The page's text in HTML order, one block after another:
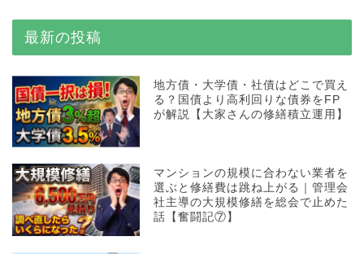
最新の投稿
地方債・大学債・社債はどこで買え
る？国債より高利回りな債券をFP
が解説【大家さんの修繕積立運用】
マンションの規模に合わない業者を
選ぶと修繕費は跳ね上がる｜管理会
社主導の大規模修繕を総会で止めた
話【奮闘記⑦】